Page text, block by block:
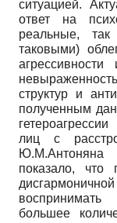
ситуацией.
ответ на
реальные,
таковыми)
структур и
полученным
лиц с
показало, что
большее